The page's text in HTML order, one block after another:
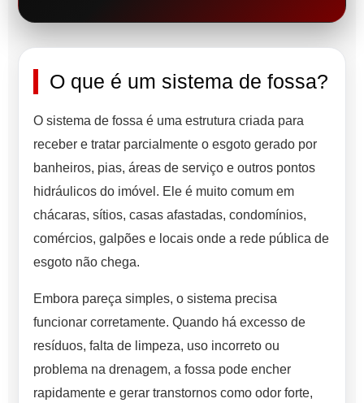
O que é um sistema de fossa?
O sistema de fossa é uma estrutura criada para
receber e tratar parcialmente o esgoto gerado por
banheiros, pias, áreas de serviço e outros pontos
hidráulicos do imóvel. Ele é muito comum em
chácaras, sítios, casas afastadas, condomínios,
comércios, galpões e locais onde a rede pública de
esgoto não chega.
Embora pareça simples, o sistema precisa
funcionar corretamente. Quando há excesso de
resíduos, falta de limpeza, uso incorreto ou
problema na drenagem, a fossa pode encher
rapidamente e gerar transtornos como odor forte,